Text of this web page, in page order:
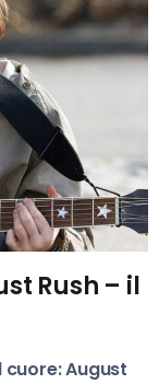
Rush – il
cuore: August